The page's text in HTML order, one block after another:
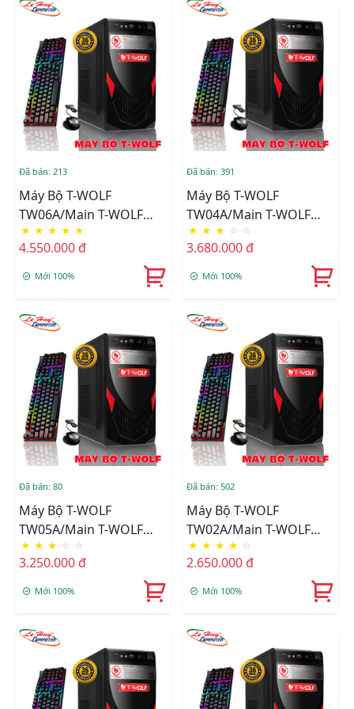
Chuột T-Wolf TF200
Chuột T-Wolf TF200
Đã bán: 213
Máy Bộ T-WOLF
TW06A/Main T-WOLF
H110/CPU Intel Core I3-
6100/Ram DDR4
8GB/3200/SSD
Chuột T-Wolf TF200
★ ★ ★ ★ ★
4.550.000 đ
Mới 100%
Đã bán: 391
Máy Bộ T-WOLF
TW04A/Main T-WOLF
H81/CPU Intel Core I5-
4460/Ram DDR3
8GB/1600/SSD T-WOLF
T20 + Chuột T-Wolf V3
★ ★ ★ ☆ ☆
3.680.000 đ
Mới 100%
Đã bán: 80
Máy Bộ T-WOLF
TW05A/Main T-WOLF
H110/CPU Intel
G4400/Ram DDR4
8GB/3200/SSD T-WOLF
Chuột T-Wolf TF200
★ ★ ★ ☆ ☆
3.250.000 đ
Mới 100%
Đã bán: 502
Máy Bộ T-WOLF
TW02A/Main T-WOLF
H61/CPU Intel Core I3-
3570/Ram DDR3
8GB/1600/SSD T-WOLF
Phím Chuột T-Wolf
★ ★ ★ ★ ☆
2.650.000 đ
Mới 100%